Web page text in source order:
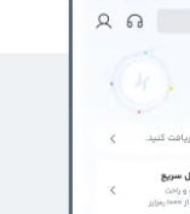
کوییک سواپ
این دو عامل